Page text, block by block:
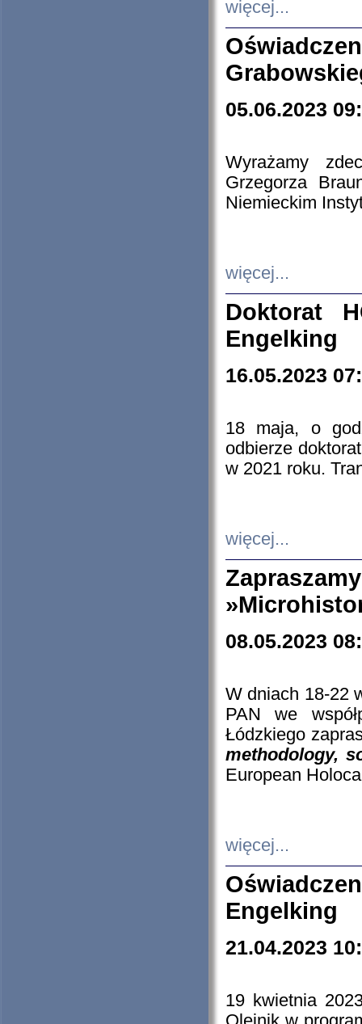
więcej...
05.06.2023
Wyrażamy
Grzegorza
Niemieckim
więcej...
Doktorat
Engelking
16.05.2023
18 maja, o
odbierze
w 2021 roku.
więcej...
08.05.2023
W dniach 18-22
PAN we
Łódzkiego
methodology,
European
więcej...
Engelking
21.04.2023
19 kwietnia